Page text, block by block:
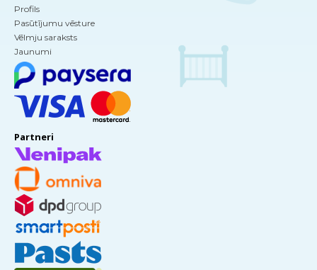
Profils
Pasūtījumu vēsture
Vēlmju saraksts
Jaunumi
Partneri